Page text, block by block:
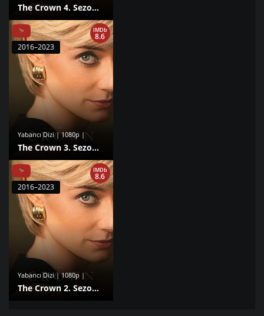
The Crown 4. Sezon izle
Yabancı Dizi | 1080p |
The Crown 3. Sezon izle
IMDb
8.6
2016–2023
Yabancı Dizi | 1080p |
The Crown 2. Sezon izle
IMDb
8.6
2016–2023